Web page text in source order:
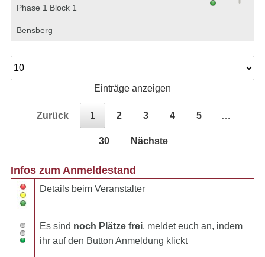
Phase 1 Block 1
Bensberg
Einträge anzeigen
Zurück 1 2 3 4 5 …
30 Nächste
Infos zum Anmeldestand
Details beim Veranstalter
Es sind noch Plätze frei, meldet euch an, indem
ihr auf den Button Anmeldung klickt